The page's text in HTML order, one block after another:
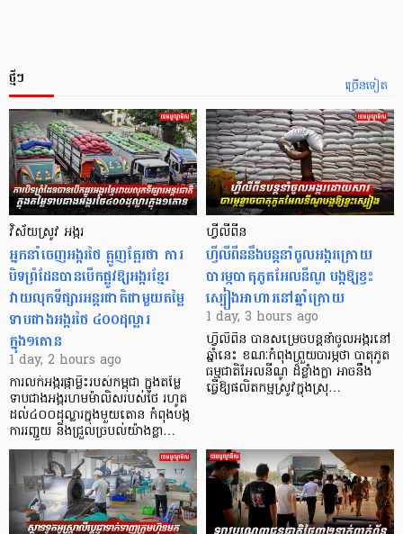
ច្រើនទៀត
ថ្មីៗ
វិស័យស្រូវ អង្ករ
អ្នកនាំចេញអង្ករថៃ ត្អូញត្អែរថា ការ
បិទព្រំដែនបានបើកផ្លូវឱ្យអង្ករខ្មែរ
វាយលុកទីផ្សារអន្តរជាតិជាមួយតម្លៃ
ទាបជាងអង្ករថៃ ៤០០ដុល្លារ
ក្នុង១តោន
1 day, 2 hours ago
ការលក់អង្ករផ្កាម្លិះរបស់កម្ពុជា ក្នុងតម្លៃ
ទាបជាងអង្ករហមម៉ាលិសរបស់ថៃ រហូត
ដល់៤០០ដុល្លារក្នុងមួយតោន កំពុងបង្ក
ការរញ្ជួយ និងជ្រួលច្របល់យ៉ាងខ្លា…
ហ្វីលីពីន
ហ្វីលីពីននឹងបន្តនាំចូលអង្ករក្រោយ
បារម្ភបាតុភូតអែលនីណូ បង្កឱ្យខ្វះ
ស្បៀងអាហារនៅឆ្នាំក្រោយ
1 day, 3 hours ago
ហ្វីលីពីន បាន​សម្រេចបន្តនាំចូលអង្ករនៅ
ឆ្នាំនេះ ខណៈកំពុងព្រួយបារម្ភថា បាតុភូត
ធម្មជាតិអែលនីណូ ដ៏ខ្លាំងក្លា​ អាចនឹង
ធ្វើឱ្យផលិតកម្មស្រូវក្នុងស្រុ…